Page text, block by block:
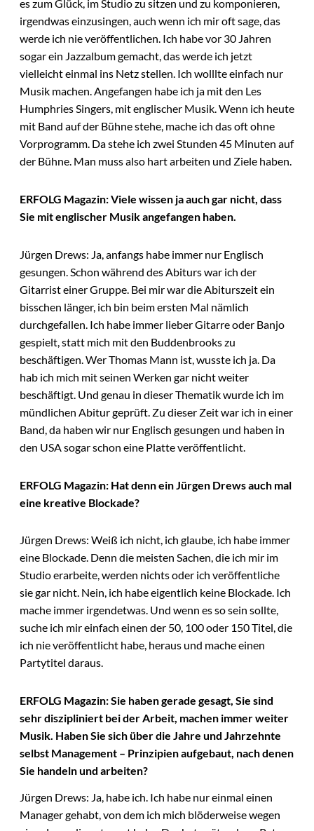
es zum Glück, im Studio zu sitzen und zu komponieren,
irgendwas einzusingen, auch wenn ich mir oft sage, das
werde ich nie veröffentlichen. Ich habe vor 30 Jahren
sogar ein Jazzalbum gemacht, das werde ich jetzt
vielleicht einmal ins Netz stellen. Ich wolllte einfach nur
Musik machen. Angefangen habe ich ja mit den Les
Humphries Singers, mit englischer Musik. Wenn ich heute
mit Band auf der Bühne stehe, mache ich das oft ohne
Vorprogramm. Da stehe ich zwei Stunden 45 Minuten auf
der Bühne. Man muss also hart arbeiten und Ziele haben.
ERFOLG Magazin: Viele wissen ja auch gar nicht, dass
Sie mit englischer Musik angefangen haben.
Jürgen Drews: Ja, anfangs habe immer nur Englisch
gesungen. Schon während des Abiturs war ich der
Gitarrist einer Gruppe. Bei mir war die Abiturszeit ein
bisschen länger, ich bin beim ersten Mal nämlich
durchgefallen. Ich habe immer lieber Gitarre oder Banjo
gespielt, statt mich mit den Buddenbrooks zu
beschäftigen. Wer Thomas Mann ist, wusste ich ja. Da
hab ich mich mit seinen Werken gar nicht weiter
beschäftigt. Und genau in dieser Thematik wurde ich im
mündlichen Abitur geprüft. Zu dieser Zeit war ich in einer
Band, da haben wir nur Englisch gesungen und haben in
den USA sogar schon eine Platte veröffentlicht.
ERFOLG Magazin: Hat denn ein Jürgen Drews auch mal
eine kreative Blockade?
Jürgen Drews: Weiß ich nicht, ich glaube, ich habe immer
eine Blockade. Denn die meisten Sachen, die ich mir im
Studio erarbeite, werden nichts oder ich veröffentliche
sie gar nicht. Nein, ich habe eigentlich keine Blockade. Ich
mache immer irgendetwas. Und wenn es so sein sollte,
suche ich mir einfach einen der 50, 100 oder 150 Titel, die
ich nie veröffentlicht habe, heraus und mache einen
Partytitel daraus.
ERFOLG Magazin: Sie haben gerade gesagt, Sie sind
sehr diszipliniert bei der Arbeit, machen immer weiter
Musik. Haben Sie sich über die Jahre und Jahrzehnte
selbst Management – Prinzipien aufgebaut, nach denen
Sie handeln und arbeiten?
Jürgen Drews: Ja, habe ich. Ich habe nur einmal einen
Manager gehabt, von dem ich mich blöderweise wegen